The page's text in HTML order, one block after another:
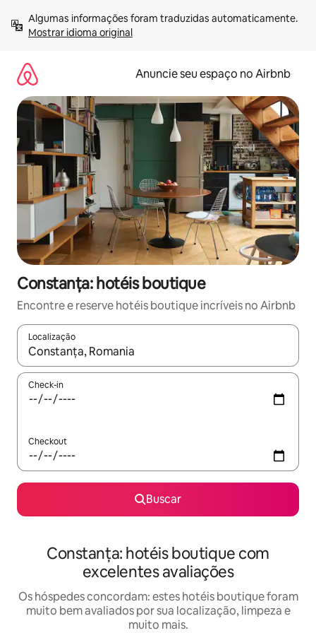
para
Mostrar idioma original
Anuncie seu espaço no Airbnb
Constanța: hotéis boutique
Encontre e reserve hotéis boutique incríveis no Airbnb
Localização
Quando os resultados estiverem disponíveis, explore-os
Check-in
Checkout
Buscar
Constanța: hotéis boutique com
excelentes avaliações
Os hóspedes concordam: estes hotéis boutique foram
muito bem avaliados por sua localização, limpeza e
muito mais.